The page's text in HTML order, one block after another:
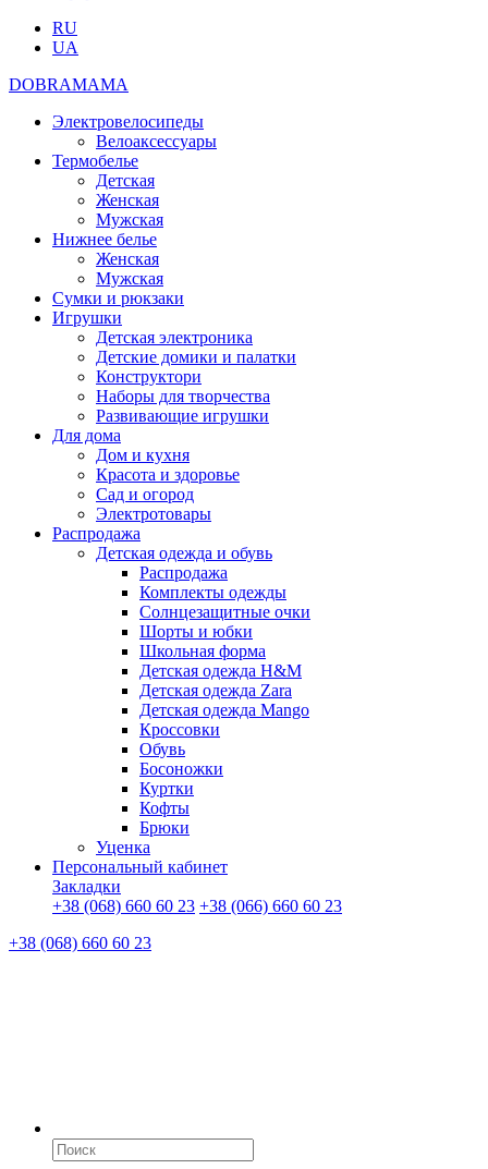
RU
UA
DOBRAMAMA
Электровелосипеды
Велоаксессуары
Термобелье
Детская
Женская
Мужская
Нижнее белье
Женская
Мужская
Сумки и рюкзаки
Игрушки
Детская электроника
Детские домики и палатки
Конструктори
Наборы для творчества
Развивающие игрушки
Для дома
Дом и кухня
Красота и здоровье
Сад и огород
Электротовары
Распродажа
Детская одежда и обувь
Распродажа
Комплекты одежды
Солнцезащитные очки
Шорты и юбки
Школьная форма
Детская одежда H&M
Детская одежда Zara
Детская одежда Mango
Кроссовки
Обувь
Босоножки
Куртки
Кофты
Брюки
Уценка
Персональный кабинет
Закладки
+38 (068) 660 60 23 +38 (066) 660 60 23
+38 (068) 660 60 23